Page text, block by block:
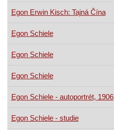
Egon Erwin Kisch: Tajná Čína
Egon Schiele
Egon Schiele
Egon Schiele
Egon Schiele - autoportrét, 1906
Egon Schiele - studie